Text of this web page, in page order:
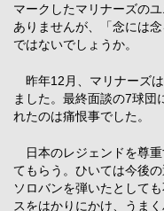
マークしたマリナーズの
ありませんが、「念には
ではないでしょうか。
昨年12月、マリナーズ
ました。最終面談の7球団
れたのは痛恨事でした。
日本のレジェンドを尊重
てもらう。ひいては今後
ソロバンを弾いたとして
スをはかりにかけ、うま